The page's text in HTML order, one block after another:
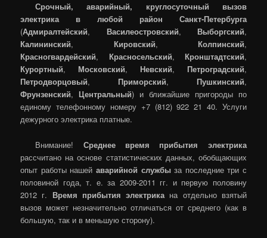
Срочный, аварийный, круглосуточный вызов
электрика в любой район Санкт-Петербурга
(Адмиралтейский, Василеостровский, Выборгский,
Калининский, Кировский, Колпинский,
Красногвардейский, Красносельский, Кронштадтский,
Курортный, Московский, Невский, Петроградский,
Петродворцовый, Приморский, Пушкинский,
Фрунзенский, Центральный) и ближайшие пригороды по
единому телефонному номеру +7 (812) 922 21 40. Услуги
дежурного электрика платные.
Внимание! Среднее время прибытия электрика
рассчитано на основе статистических данных, обобщающих
опыт работы нашей аварийной службыза последние три с
половиной года, т. е. за 2009-2011 гг. и первую половину
2012 г. Время прибытия электрика на отдельно взятый
вызов может незначительно отличаться от среднего (как в
большую, так и в меньшую сторону).